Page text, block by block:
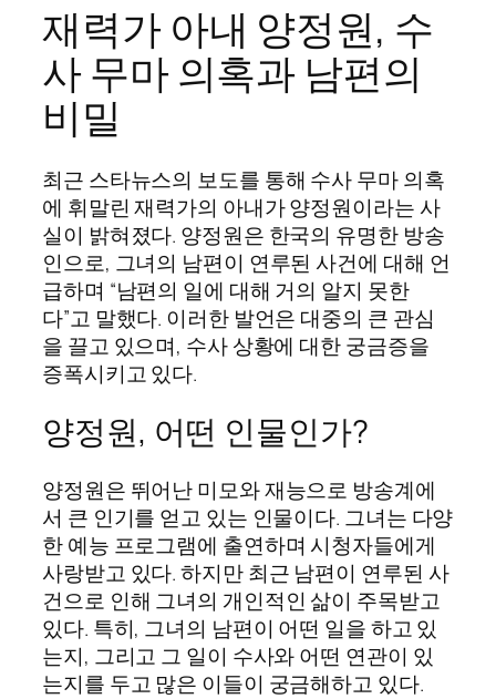
재력가 아내 양정원, 수
사 무마 의혹과 남편의
비밀
최근 스타뉴스의 보도를 통해 수사 무마 의혹
에 휘말린 재력가의 아내가 양정원이라는 사
실이 밝혀졌다. 양정원은 한국의 유명한 방송
인으로, 그녀의 남편이 연루된 사건에 대해 언
급하며 “남편의 일에 대해 거의 알지 못한
다”고 말했다. 이러한 발언은 대중의 큰 관심
을 끌고 있으며, 수사 상황에 대한 궁금증을
증폭시키고 있다.
양정원, 어떤 인물인가?
양정원은 뛰어난 미모와 재능으로 방송계에
서 큰 인기를 얻고 있는 인물이다. 그녀는 다양
한 예능 프로그램에 출연하며 시청자들에게
사랑받고 있다. 하지만 최근 남편이 연루된 사
건으로 인해 그녀의 개인적인 삶이 주목받고
있다. 특히, 그녀의 남편이 어떤 일을 하고 있
는지, 그리고 그 일이 수사와 어떤 연관이 있
는지를 두고 많은 이들이 궁금해하고 있다.